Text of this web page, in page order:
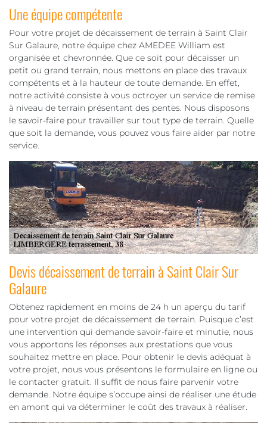
Une équipe compétente
Pour votre projet de décaissement de terrain à Saint Clair
Sur Galaure, notre équipe chez AMEDEE William est
organisée et chevronnée. Que ce soit pour décaisser un
petit ou grand terrain, nous mettons en place des travaux
compétents et à la hauteur de toute demande. En effet,
notre activité consiste à vous octroyer un service de remise
à niveau de terrain présentant des pentes. Nous disposons
le savoir-faire pour travailler sur tout type de terrain. Quelle
que soit la demande, vous pouvez vous faire aider par notre
service.
Devis décaissement de terrain à Saint Clair Sur
Galaure
Obtenez rapidement en moins de 24 h un aperçu du tarif
pour votre projet de décaissement de terrain. Puisque c’est
une intervention qui demande savoir-faire et minutie, nous
vous apportons les réponses aux prestations que vous
souhaitez mettre en place. Pour obtenir le devis adéquat à
votre projet, nous vous présentons le formulaire en ligne ou
le contacter gratuit. Il suffit de nous faire parvenir votre
demande. Notre équipe s’occupe ainsi de réaliser une étude
en amont qui va déterminer le coût des travaux à réaliser.